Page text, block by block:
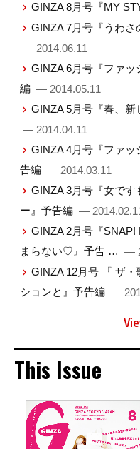
GINZA 8月号『MY
GINZA 7月号『うわ
— 2014.06.11
GINZA 6月号『ファ
編 — 2014.05.11
GINZA 5月号『春、
— 2014.04.11
GINZA 4月号『ファ
告編 — 2014.03.11
GINZA 3月号『女で
ー』予告編 —
GINZA 2月号『
まらない♡』予告 … —
GINZA 12月号 『 ザ
ションと』予告編 —
This Issue